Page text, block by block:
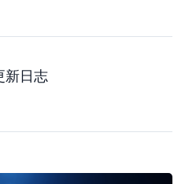
新日志